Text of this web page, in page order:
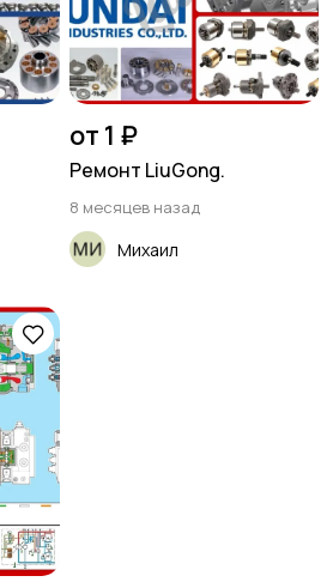
от 1 ₽
Ремонт LiuGong.
8 месяцев назад
Михаил